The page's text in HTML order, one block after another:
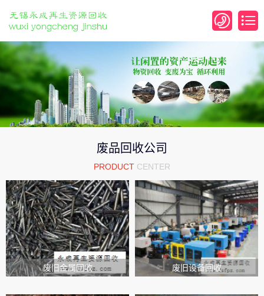
废品回收公司
PRODUCT CENTER
废旧金属回收 废旧设备回收